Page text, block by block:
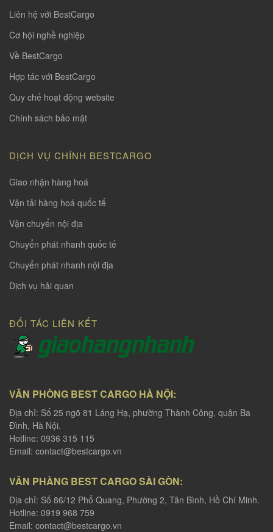
Liên hệ với BestCargo
Cơ hội nghề nghiệp
Về BestCargo
Hợp tác với BestCargo
Quy chế hoạt động website
Chính sách bảo mật
DỊCH VỤ CHÍNH BESTCARGO
Giao nhận hàng hoá
Vận tải hàng hoá quốc tế
Vận chuyển nội địa
Chuyển phát nhanh quốc tế
Chuyển phát nhanh nội địa
Dịch vụ hải quan
ĐỐI TÁC LIÊN KẾT
VĂN PHÒNG BEST CARGO HÀ NỘI:
Địa chỉ: Số 25 ngõ 81 Láng Hạ, phường Thành Công, quận Ba
Đình, Hà Nội.
Hotline: 0936 315 115
Email: contact@bestcargo.vn
VĂN PHÀNG BEST CARGO SÀI GÒN:
Địa chỉ: Số 86/12 Phổ Quang, Phường 2, Tân Bình, Hồ Chí Minh.
Hotline: 0919 968 759
Email: contact@bestcargo.vn